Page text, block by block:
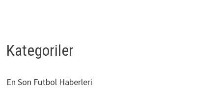
Kategoriler
En Son Futbol Haberleri